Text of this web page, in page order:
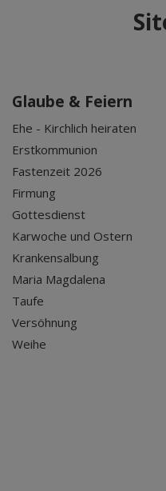
Glaube & Feiern
Ehe - Kirchlich heiraten
Erstkommunion
Fastenzeit 2026
Firmung
Gottesdienst
Karwoche und Ostern
Krankensalbung
Maria Magdalena
Taufe
Versöhnung
Weihe